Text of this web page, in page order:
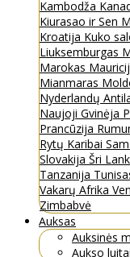
Kambodža
Kiurasao ir Sen
Kroatija Kuko
Liuksemburgas
Marokas
Mianmaras
Nyderlandų
Naujoji Gvinėja
Prancūzija
Rytų Karibai
Slovakija Šri
Tanzanija
Vakarų Afrika
Zimbabvė
Auksas
Auksinės
Aukso luitai